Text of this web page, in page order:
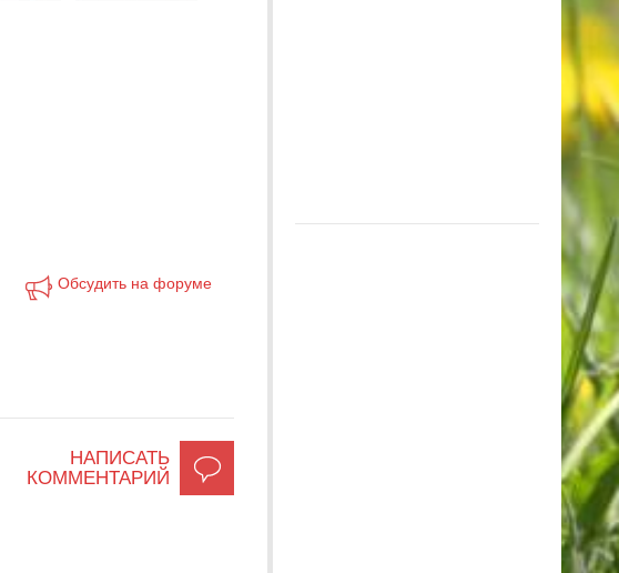
Обсудить на форуме
НАПИСАТЬ
КОММЕНТАРИЙ